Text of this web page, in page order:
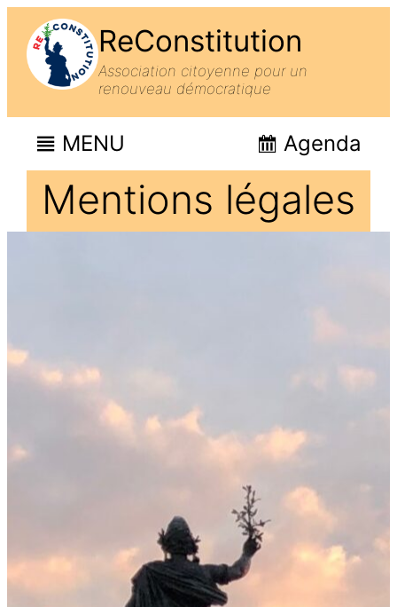
ReConstitution
Association citoyenne pour un
renouveau démocratique
MENU Agenda
Mentions légales